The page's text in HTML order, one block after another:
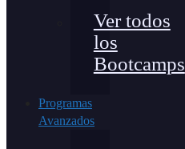
Ver todos
los
Bootcamps
Programas
Avanzados